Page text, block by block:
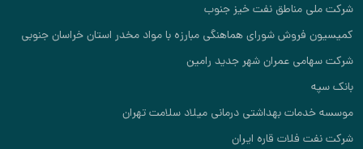
شرکت ملی مناطق نفت خیز جنوب
کمیسیون فروش شورای هماهنگی مبارزه با مواد مخدر استان خراسان جنوبی
شرکت سهامی عمران شهر جدید رامین
بانک سپه
موسسه خدمات بهداشتی درمانی میلاد سلامت تهران
شرکت نفت فلات قاره ایران